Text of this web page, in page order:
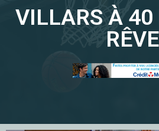
VILLARS À 40
RÊVE